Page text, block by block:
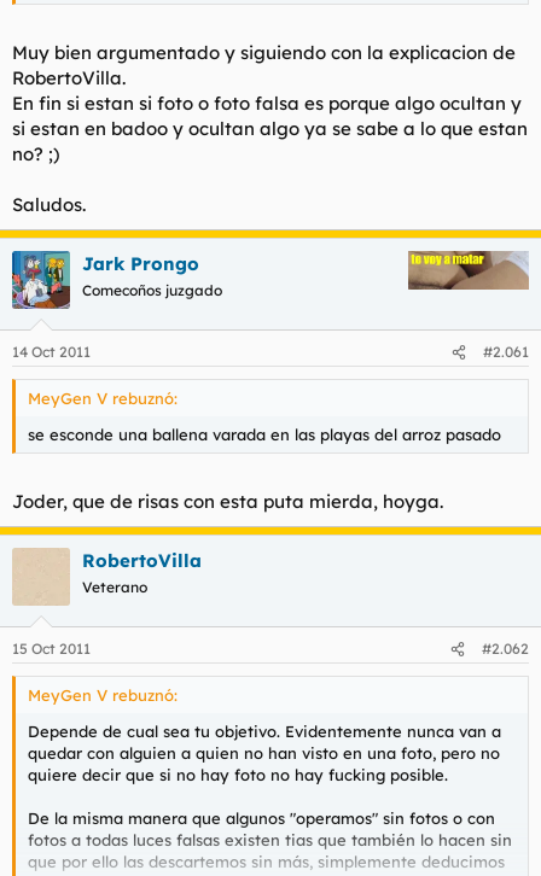
Muy bien argumentado y siguiendo con la explicacion de
RobertoVilla.
En fin si estan si foto o foto falsa es porque algo ocultan y
si estan en badoo y ocultan algo ya se sabe a lo que estan
no? ;)
Saludos.
Jark Prongo
Comecoños juzgado
14 Oct 2011 #2.061
MeyGen V rebuznó:
se esconde una ballena varada en las playas del arroz pasado
Joder, que de risas con esta puta mierda, hoyga.
RobertoVilla
Veterano
15 Oct 2011 #2.062
MeyGen V rebuznó:
Depende de cual sea tu objetivo. Evidentemente nunca van a
quedar con alguien a quien no han visto en una foto, pero no
quiere decir que si no hay foto no hay fucking posible.
De la misma manera que algunos "operamos" sin fotos o con
fotos a todas luces falsas existen tias que también lo hacen sin
que por ello las descartemos sin más, simplemente deducimos